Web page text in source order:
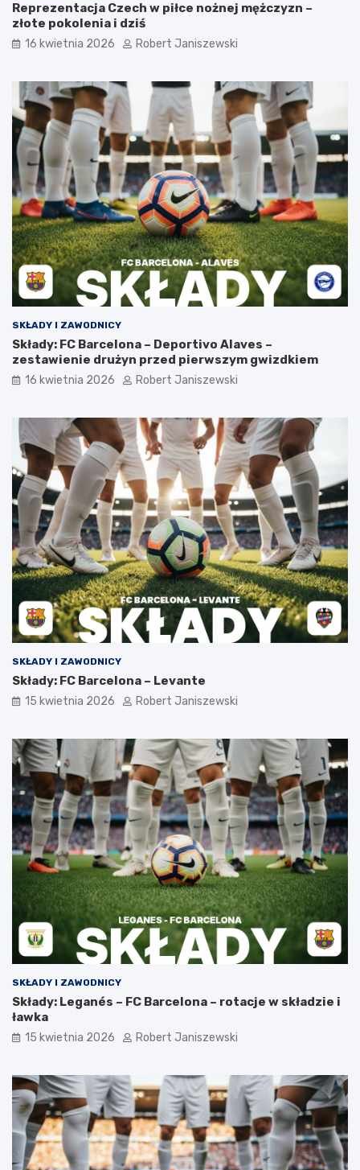
Reprezentacja Czech w piłce nożnej mężczyzn –
złote pokolenia i dziś
16 kwietnia 2026 Robert Janiszewski
SKŁADY I ZAWODNICY
Składy: FC Barcelona – Deportivo Alaves –
zestawienie drużyn przed pierwszym gwizdkiem
16 kwietnia 2026 Robert Janiszewski
SKŁADY I ZAWODNICY
Składy: FC Barcelona – Levante
15 kwietnia 2026 Robert Janiszewski
SKŁADY I ZAWODNICY
Składy: Leganés – FC Barcelona – rotacje w składzie i
ławka
15 kwietnia 2026 Robert Janiszewski